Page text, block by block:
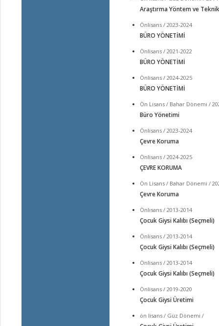
Araştırma Yöntem ve
Önlisans / 2023-2024
BÜRO YÖNETİMİ
Önlisans / 2021-2022
BÜRO YÖNETİMİ
Önlisans / 2024-2025
BÜRO YÖNETİMİ
Ön Lisans / Bahar Dönemi /
Büro Yönetimi
Önlisans / 2023-2024
Çevre Koruma
Önlisans / 2024-2025
ÇEVRE KORUMA
Ön Lisans / Bahar Dönemi /
Çevre Koruma
Önlisans / 2013-2014
Çocuk Giysi Kalıbı (Seçmeli)
Önlisans / 2013-2014
Çocuk Giysi Kalıbı (Seçmeli)
Önlisans / 2013-2014
Çocuk Giysi Kalıbı (Seçmeli)
Önlisans / 2019-2020
Çocuk Giysi Üretimi
ön lisans / Güz Dönemi /